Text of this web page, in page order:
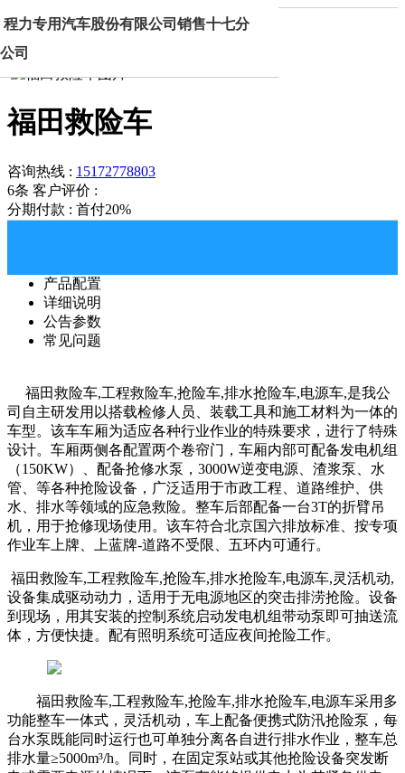
程力专用汽车股份有限公司销售十七分
公司
首页 产品中心 福田救险车
福田救险车
咨询热线 : 15172778803
6条 客户评价 :
分期付款 : 首付20%
产品配置
详细说明
公告参数
常见问题
福田救险车,工程救险车,抢险车,排水抢险车,电源车,是我公
司自主研发用以搭载检修人员、装载工具和施工材料为一体的
车型。该车车厢为适应各种行业作业的特殊要求，进行了特殊
设计。车厢两侧各配置两个卷帘门，车厢内部可配备发电机组
（150KW）、配备抢修水泵，3000W逆变电源、渣浆泵、水
管、等各种抢险设备，广泛适用于市政工程、道路维护、供
水、排水等领域的应急救险。整车后部配备一台3T的折臂吊
机，用于抢修现场使用。该车符合北京国六排放标准、按专项
作业车上牌、上蓝牌-道路不受限、五环内可通行。
福田救险车,工程救险车,抢险车,排水抢险车,电源车,灵活机动,
设备集成驱动动力，适用于无电源地区的突击排涝抢险。设备
到现场，用其安装的控制系统启动发电机组带动泵即可抽送流
体，方便快捷。配有照明系统可适应夜间抢险工作。
福田救险车,工程救险车,抢险车,排水抢险车,电源车采用多
功能整车一体式，灵活机动，车上配备便携式防汛抢险泵，每
台水泵既能同时运行也可单独分离各自进行排水作业，整车总
排水量≥5000m³/h。同时，在固定泵站或其他抢险设备突发断